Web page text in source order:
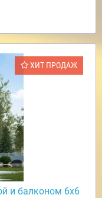
ХИТ ПРОДАЖ
и балконом 6х6